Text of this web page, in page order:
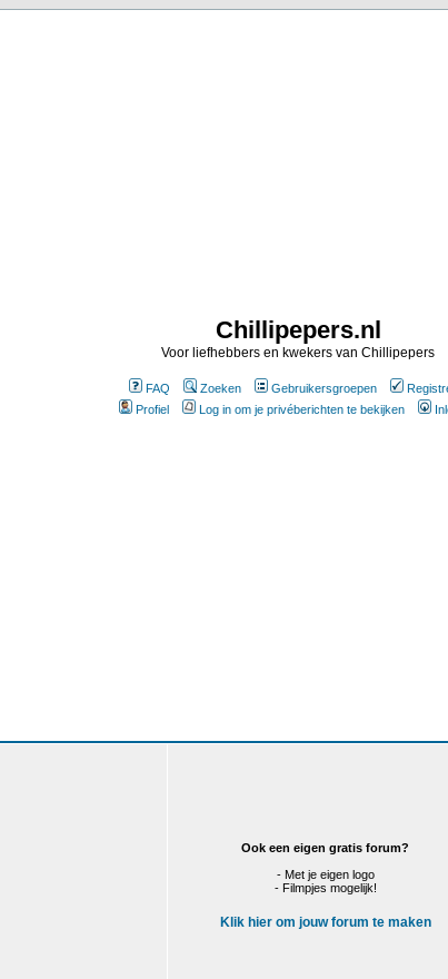
Chillipepers.nl
Voor liefhebbers en kwekers van Chillipepers
FAQ Zoeken Gebruikersgroepen
Profiel
Log in om je privéberichten te bekijken
Ook een eigen gratis forum?
- Met je eigen logo
- Filmpjes mogelijk!
Klik hier om jouw forum te maken